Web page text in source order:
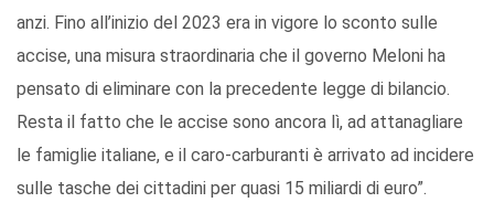
anzi. Fino all’inizio del 2023 era in vigore lo sconto sulle
accise, una misura straordinaria che il governo Meloni ha
pensato di eliminare con la precedente legge di bilancio.
Resta il fatto che le accise sono ancora lì, ad attanagliare
le famiglie italiane, e il caro-carburanti è arrivato ad incidere
sulle tasche dei cittadini per quasi 15 miliardi di euro”.